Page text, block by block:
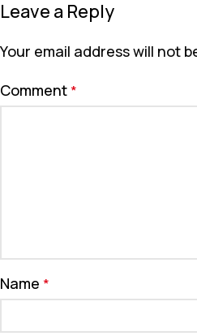
Leave a Reply
Your email address will not
Comment *
Name *